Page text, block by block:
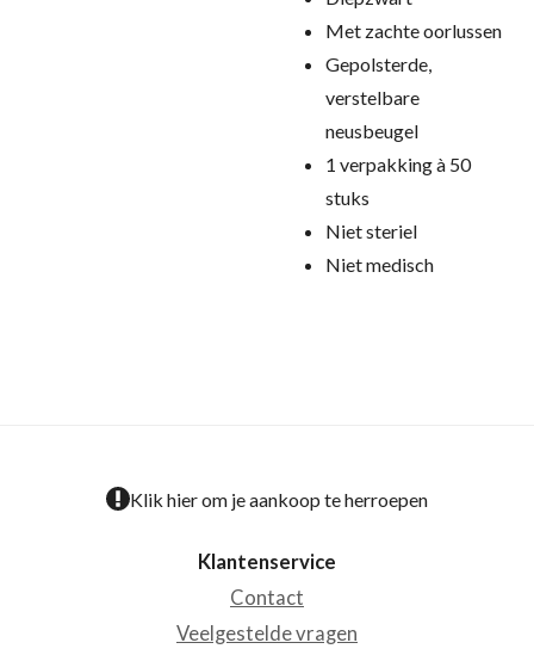
Met zachte oorlussen
Gepolsterde,
verstelbare
neusbeugel
1 verpakking à 50
stuks
Niet steriel
Niet medisch
Klik hier om je aankoop te herroepen
Klantenservice
Contact
Veelgestelde vragen